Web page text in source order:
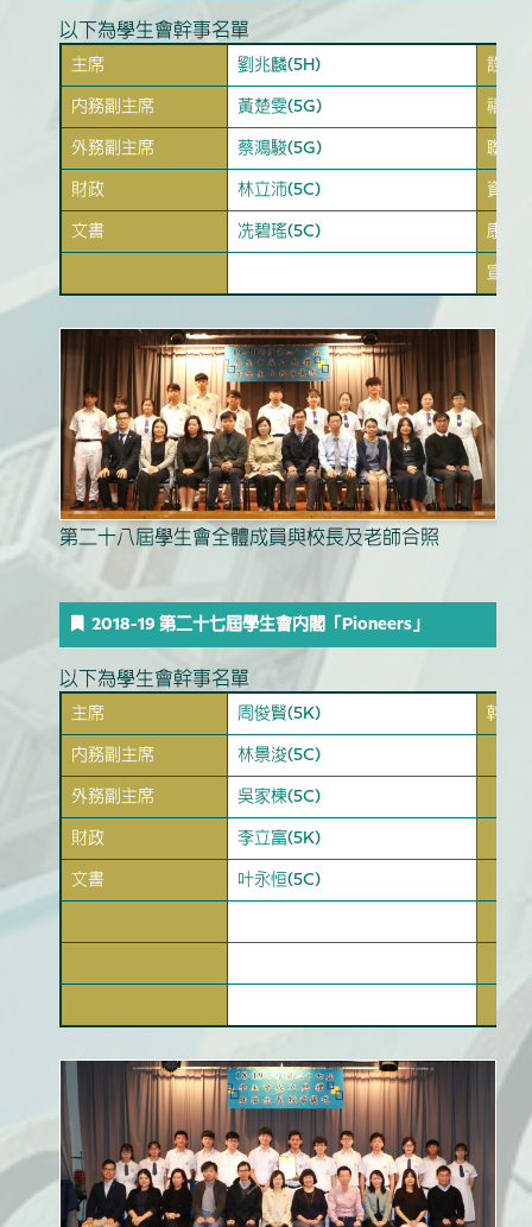
以下為學生會幹事名單
主席 劉兆麟(5H) 設計
內務副主席 黃楚雯(5G) 福利
外務副主席 蔡鴻駿(5G) 聯絡
財政 林立沛(5C) 資訊
文書 冼碧瑤(5C) 康樂
宣傳
第二十八屆學生會全體成員與校長及老師合照
2018-19 第二十七屆學生會內閣「Pioneers」
以下為學生會幹事名單
主席 周俊賢(5K) 幹事
內務副主席 林景浚(5C)
外務副主席 吳家棟(5C)
財政 李立富(5K)
文書 叶永恒(5C)